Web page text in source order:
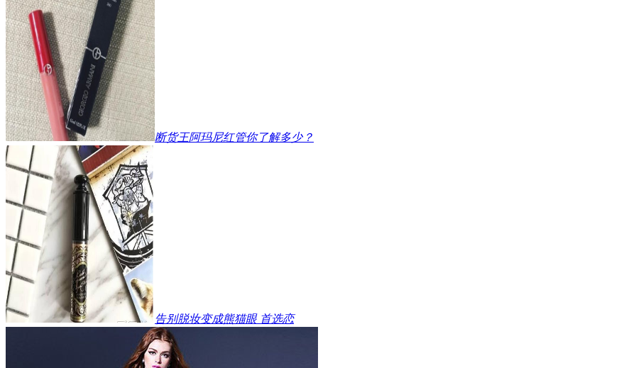
断货王阿玛尼红管你了解多少？
告别脱妆变成熊猫眼 首选恋